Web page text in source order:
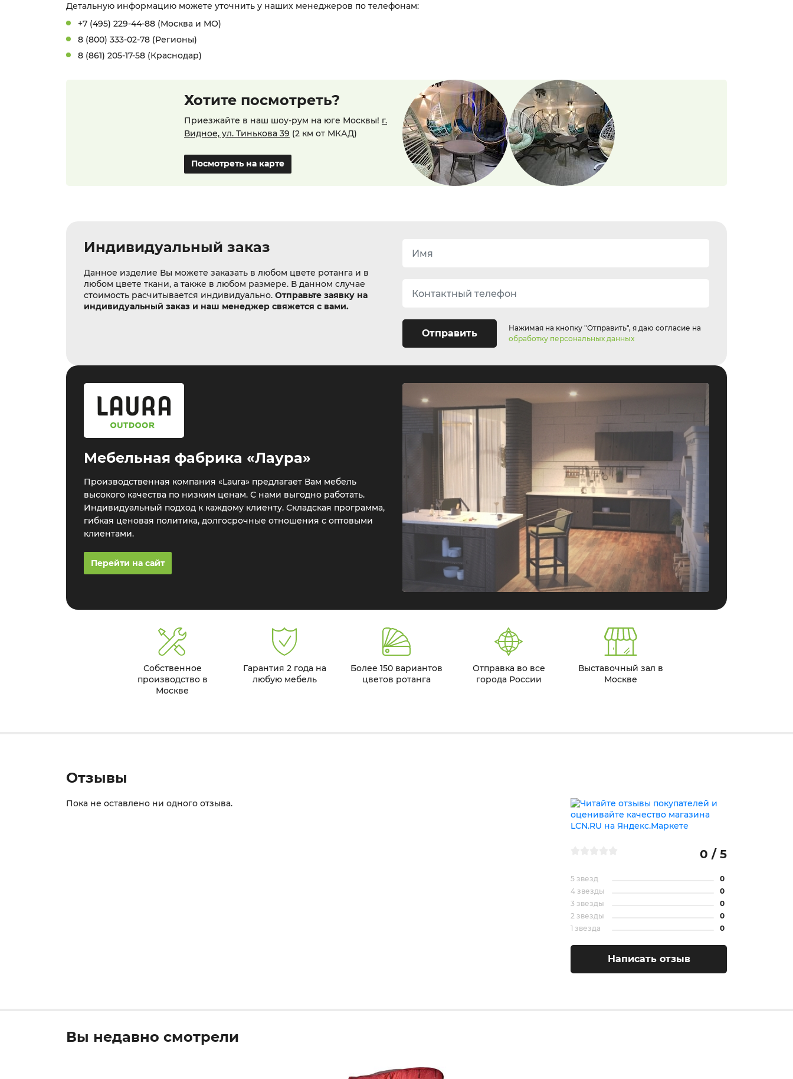
Детальную информацию можете уточнить у наших менеджеров по телефонам:
+7 (495) 229-44-88 (Москва и МО)
8 (800) 333-02-78 (Регионы)
8 (861) 205-17-58 (Краснодар)
Хотите посмотреть?
Приезжайте в наш шоу-рум на юге Москвы! г.
Видное, ул. Тинькова 39 (2 км от МКАД)
Посмотреть на карте
Индивидуальный заказ
Данное изделие Вы можете заказать в любом цвете ротанга и в
любом цвете ткани, а также в любом размере. В данном случае
стоимость расчитывается индивидуально. Отправьте заявку на
индивидуальный заказ и наш менеджер свяжется с вами.
Отправить
Нажимая на кнопку "Отправить", я даю согласие на
обработку персональных данных
Мебельная фабрика «Лаура»
Производственная компания «Laura» предлагает Вам мебель
высокого качества по низким ценам. С нами выгодно работать.
Индивидуальный подход к каждому клиенту. Складская программа,
гибкая ценовая политика, долгосрочные отношения с оптовыми
клиентами.
Перейти на сайт
Собственное
производство в
Москве
Гарантия 2 года на
любую мебель
Более 150 вариантов
цветов ротанга
Отправка во все
города России
Выставочный зал в
Москве
Отзывы
Пока не оставлено ни одного отзыва.
0 / 5
5 звезд
0
4 звезды
0
3 звезды
0
2 звезды
0
1 звезда
0
Написать отзыв
Вы недавно смотрели